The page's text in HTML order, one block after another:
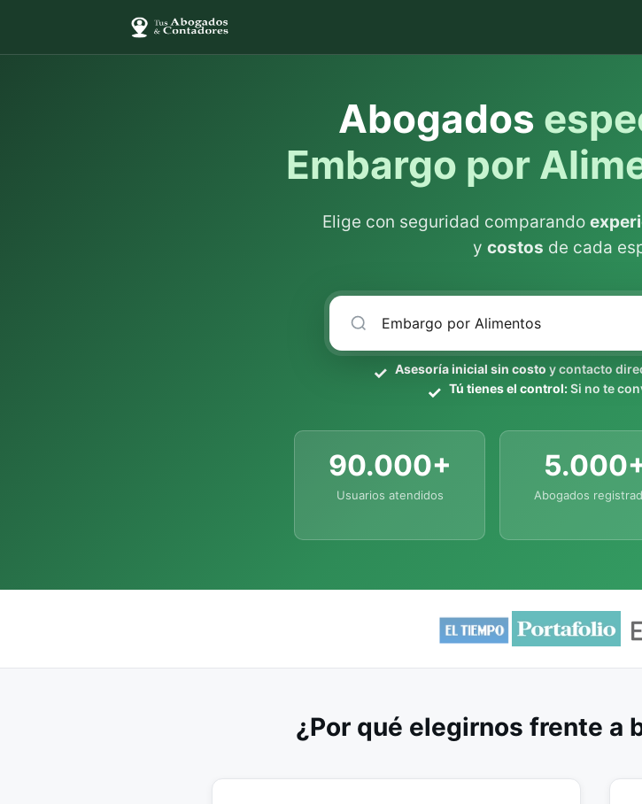
Abogados
Embargo por
Elige con seguridad comparando
y costos de cada
Asesoría inicial sin costo y contacto
Tú tienes el control:Si no te
90.000+
Usuarios atendidos Abogados
¿Por qué elegirnos frente a